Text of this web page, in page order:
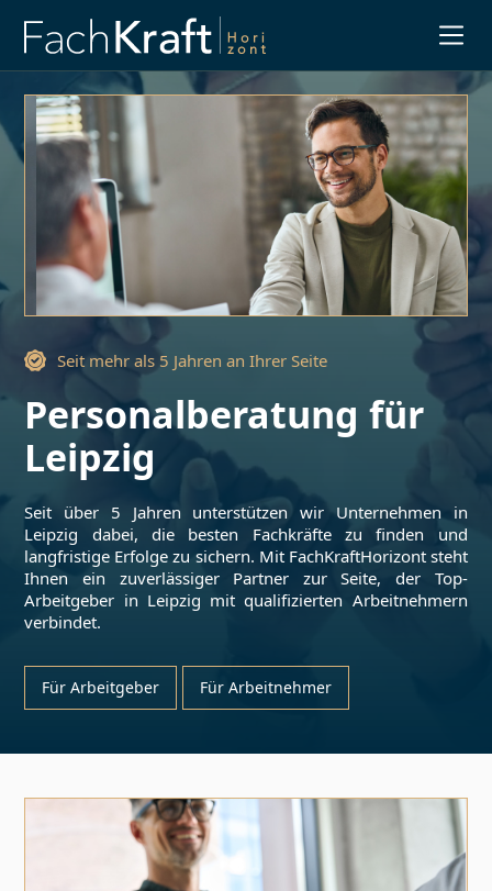
Seit mehr als 5 Jahren an Ihrer Seite
Personalberatung für
Leipzig
Seit über 5 Jahren unterstützen wir Unternehmen in
Leipzig dabei, die besten Fachkräfte zu finden und
langfristige Erfolge zu sichern. Mit FachKraftHorizont steht
Ihnen ein zuverlässiger Partner zur Seite, der Top-
Arbeitgeber in Leipzig mit qualifizierten Arbeitnehmern
verbindet.
Für Arbeitgeber Für Arbeitnehmer
Slide 3 of 3.